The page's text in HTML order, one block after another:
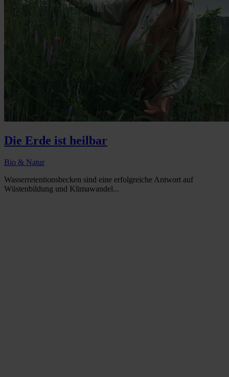
Die Erde ist heilbar
Bio & Natur
Wasserretentionsbecken sind eine erfolgreiche Antwort auf
Wüstenbildung und Klimawandel...